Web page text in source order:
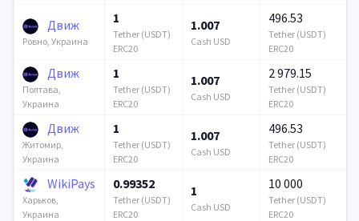
Движ
Ровно, Украина
1
Tether (USDT)
ERC20
1.007
Cash USD
496.53
Tether (USDT)
ERC20
Движ
Полтава,
Украина
1
Tether (USDT)
ERC20
1.007
Cash USD
2 979.15
Tether (USDT)
ERC20
Движ
Житомир,
Украина
1
Tether (USDT)
ERC20
1.007
Cash USD
496.53
Tether (USDT)
ERC20
WikiPays
Харьков,
Украина
0.99352
Tether (USDT)
ERC20
1
Cash USD
10 000
Tether (USDT)
ERC20